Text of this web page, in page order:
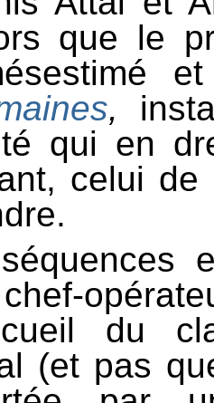
que le
,
qui en
celui
du
(et pas